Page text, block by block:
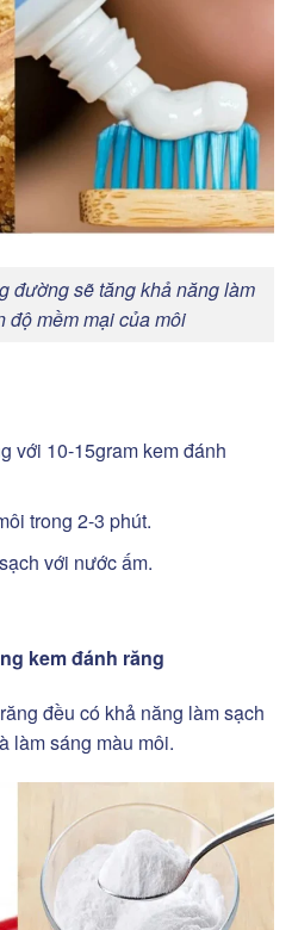
đường sẽ tăng khả năng làm
độ mềm mại của môi
với 10-15gram kem đánh
trong 2-3 phút.
với nước ấm.
kem đánh răng
đều có khả năng làm sạch
làm sáng màu môi.